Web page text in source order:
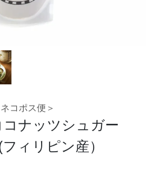
コポス便＞
コナッツシュガー
ィリピン産）